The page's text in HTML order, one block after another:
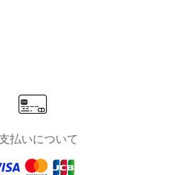
払いについて